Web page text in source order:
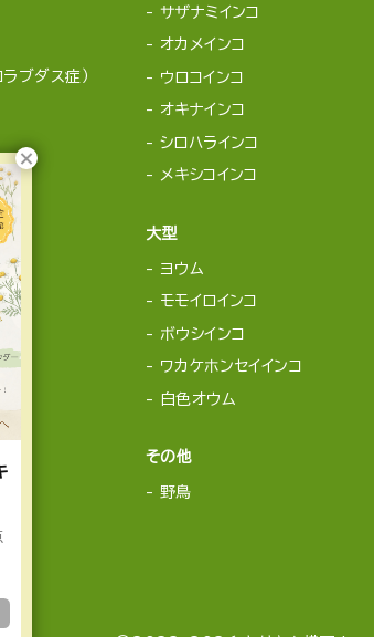
ラブダス症）
サザナミインコ
オカメインコ
ウロコインコ
オキナインコ
シロハラインコ
メキシコインコ
大型
ヨウム
モモイロインコ
ボウシインコ
ワカケホンセイインコ
白色オウム
その他
野鳥